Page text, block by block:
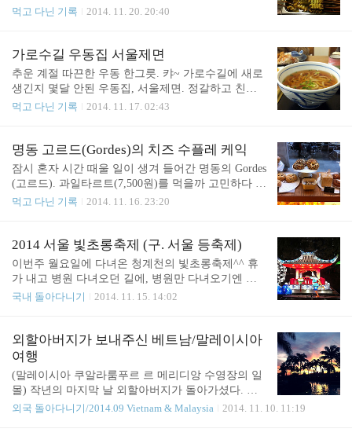
겹의 크레이프케익은 케익 만드시는 분이 직접 서빙
난 후엔 흐뭇하게 웃으면서 "좋은 냄새가 나죠?"라고
얘기하셨다. 친절하기도 하거니와 자신의 일을 정말
로 사랑하시는 것 같아 보기 좋았다ㅎㅎ 사실 라 두
스..
즘같이 쌀쌀한 날씨엔 이만한 위안도 드물다ㅎㅎ 근
맛... 뭔가 좀 아쉽다. 또하나 정말 신기한 건, 가끔은
이 부실한 김밥도 엄청나게 땡긴다는 거다. 시금치,
당근,단무지만 넣고 얇게 만 김밥. (사진 속 김밥엔
등학교 매점에서 처음 봤을땐 정말 깜짝 놀라서 나름
다. 고등학교 3년 내내 먹고 산 탓인지 요즘도 가끔씩
이런 김밥이 참 먹고 싶다ㅋ 그래서 예전에 엄마한테
보통 김밥 말고 이런 김밥 싸달라고..
먹고 다닌 기록 2014. 11. 20. 20:40
가로수길 우동집 서울제면
추운 계절 따끈한 우동 한그릇. 캬~ 가로수길에 새로
생긴지 몇달 안된 우동집, 서울제면. 정갈하고 친절
하다. 매장에서 면을 직접 뽑는다. 벽장식. 그릇만 보
면 그때그때 만들기 때문에, 음식이 나오는데 살짝
시간이 걸리는 편이다. 내가 먹은 가끼아게 정식. 가
격은 9천원. 유부초밥이 한 개 딸려나오는 기본 우동
은 6천원이고 대부분의 정식세트도 9천원을 넘지 않
는 부담없는 가격이다. 자극적이지 않은 깔끔한 우동
이젠 날이 추워서;; 내년 봄에서야 시도해 볼 수 있을
듯ㅋ
먹고 다닌 기록 2014. 11. 17. 02:43
명동 고르드(Gordes)의 치즈 수플레 케익
잠시 혼자 시간 때울 일이 생겨 들어간 명동의 Gordes
(고르드). 과일타르트(7,500원)를 먹을까 고민하다 결
국 선택한 것은 치즈 수플레 케익(5,800원)과 아메리
해야 할까. 딱히 흠잡을 데 없는 맛. 포실포실하게 바
스라지는 질감 1층에서 빵을 판매하고 2층엔 앉아 먹
을 수 있는 좌석이 마련되어 있다. 내 옆에 있던 커플
도 괜히 흐뭇했다 그러나 양이 상당해서 그랬는지 결
고르드 신촌점에선 모닝 빵부페(AM 8 ~ 11)도 운영
한다고 한다. 가격은 음료가격+1,000원이라고 함. 평
일에만..
먹고 다닌 기록 2014. 11. 16. 23:20
2014 서울 빛초롱축제 (구. 서울 등축제)
이번주 월요일에 다녀온 청계천의 빛초롱축제^^ 휴
가 내고 병원 다녀오던 길에, 병원만 다녀오기엔 뭔
가 억울해서 (직장인에겐 피와 같이 소중한 휴가!!!)
아? 지난 주말에 갔을때 너무 사람이 많아 구경을 포
기했던지라 "평일 퇴근시간 전엔 사람이 별로 없겠
지? 기왕 휴가낸 거 이런 황금같은 기회를 놓치지 말
고 사람 없을때 잽싸게 보고 오자"란 생각이었는데 5
시 반쯤 도착했는데도 이미 인산인해.....;;;;;; 정말 놀
랐다. 물론 그래도 토요일 저녁만큼 사람이 많진 않
국내 돌아다니기 2014. 11. 15. 14:02
외할아버지가 보내주신 베트남/말레이시아
여행
(말레이시아 쿠알라룸푸르 르 메리디앙 수영장의 일
몰) 작년의 마지막 날 외할아버지가 돌아가셨다. 장
례를 치르고 2~3일쯤 지났을까, 엄마가 봉투 하나를
외국 돌아다니기/2014.09 Vietnam & Malaysia 2014. 11. 10. 11:19